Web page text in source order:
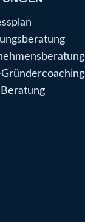
Gründercoaching